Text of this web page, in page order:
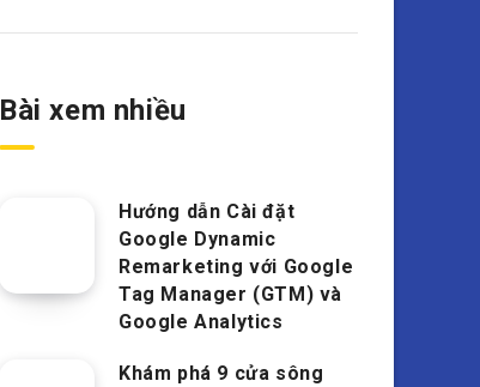
Bài xem nhiều
Hướng dẫn Cài đặt
Google Dynamic
Remarketing với Google
Tag Manager (GTM) và
Google Analytics
Khám phá 9 cửa sông